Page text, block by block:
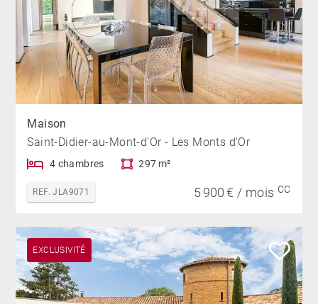
Maison
Saint-Didier-au-Mont-d'Or - Les Monts d'Or
4 chambres 297 m²
REF. JLA9071 5 900 € / mois CC
EXCLUSIVITÉ